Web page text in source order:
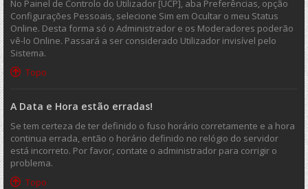
No Painel de Controlo do Utilizador [UCP], aba Preferências, opção
Configurações Pessoais, selecione Sim em Ocultar o meu Status
Online. Desta forma só o Administrador e os Moderadores poderão
vê-lo Online. Passará a ser considerado Utilizador invisível pelo
Sistema.
Topo
A Data e Hora estão erradas!
Se tem certeza de ter definido o fuso horário corretamente e a hora
continua errada, então o horário definido no relógio do servidor
está incorreto. Por favor, contate o administrador para corrigir o
problema.
Topo